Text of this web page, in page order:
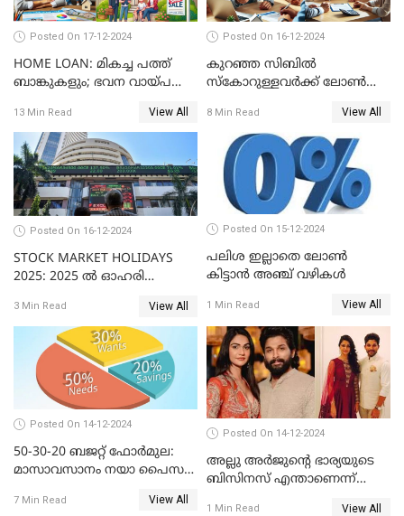
Posted On 17-12-2024
HOME LOAN: മികച്ച പത്ത്
ബാങ്കുകളും; ഭവന വായ്പ
13 Min Read View All
Posted On 16-12-2024
കുറഞ്ഞ സിബിൽ
സ്കോറുള്ളവർക്ക് ലോൺ
8 Min Read View All
Posted On 16-12-2024
STOCK MARKET HOLIDAYS
2025: 2025 ൽ ഓഹരി
ദിനങ്ങൾ
3 Min Read View All
Posted On 15-12-2024
പലിശ ഇല്ലാതെ ലോൺ
കിട്ടാൻ അഞ്ച് വഴികൾ
1 Min Read View All
Posted On 14-12-2024
50-30-20 ബജറ്റ് ഫോർമുല:
മാസാവസാനം നയാ പൈസ
7 Min Read View All
Posted On 14-12-2024
അല്ലു അർജുൻ്റെ ഭാര്യയുടെ
ബിസിനസ് എന്താണെന്ന്
1 Min Read View All